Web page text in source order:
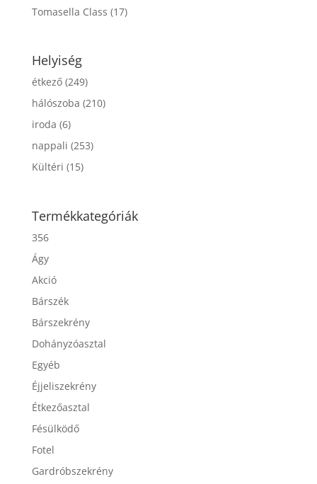
Tomasella Class (17)
Helyiség
étkező (249)
hálószoba (210)
iroda (6)
nappali (253)
Kültéri (15)
Termékkategóriák
356
Ágy
Akció
Bárszék
Bárszekrény
Dohányzóasztal
Egyéb
Éjjeliszekrény
Étkezőasztal
Fésülködő
Fotel
Gardróbszekrény